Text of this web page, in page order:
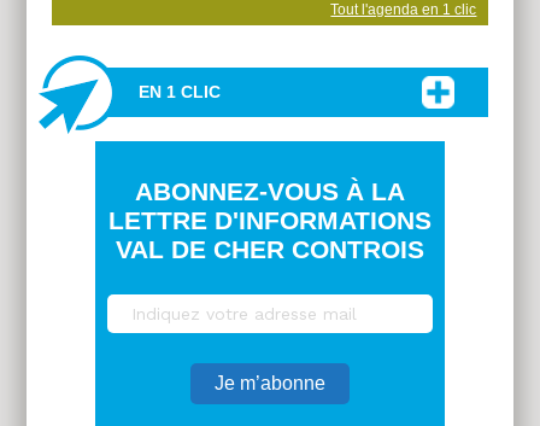
Tout l'agenda en 1 clic
EN 1 CLIC
ABONNEZ-VOUS À LA
LETTRE D'INFORMATIONS
VAL DE CHER CONTROIS